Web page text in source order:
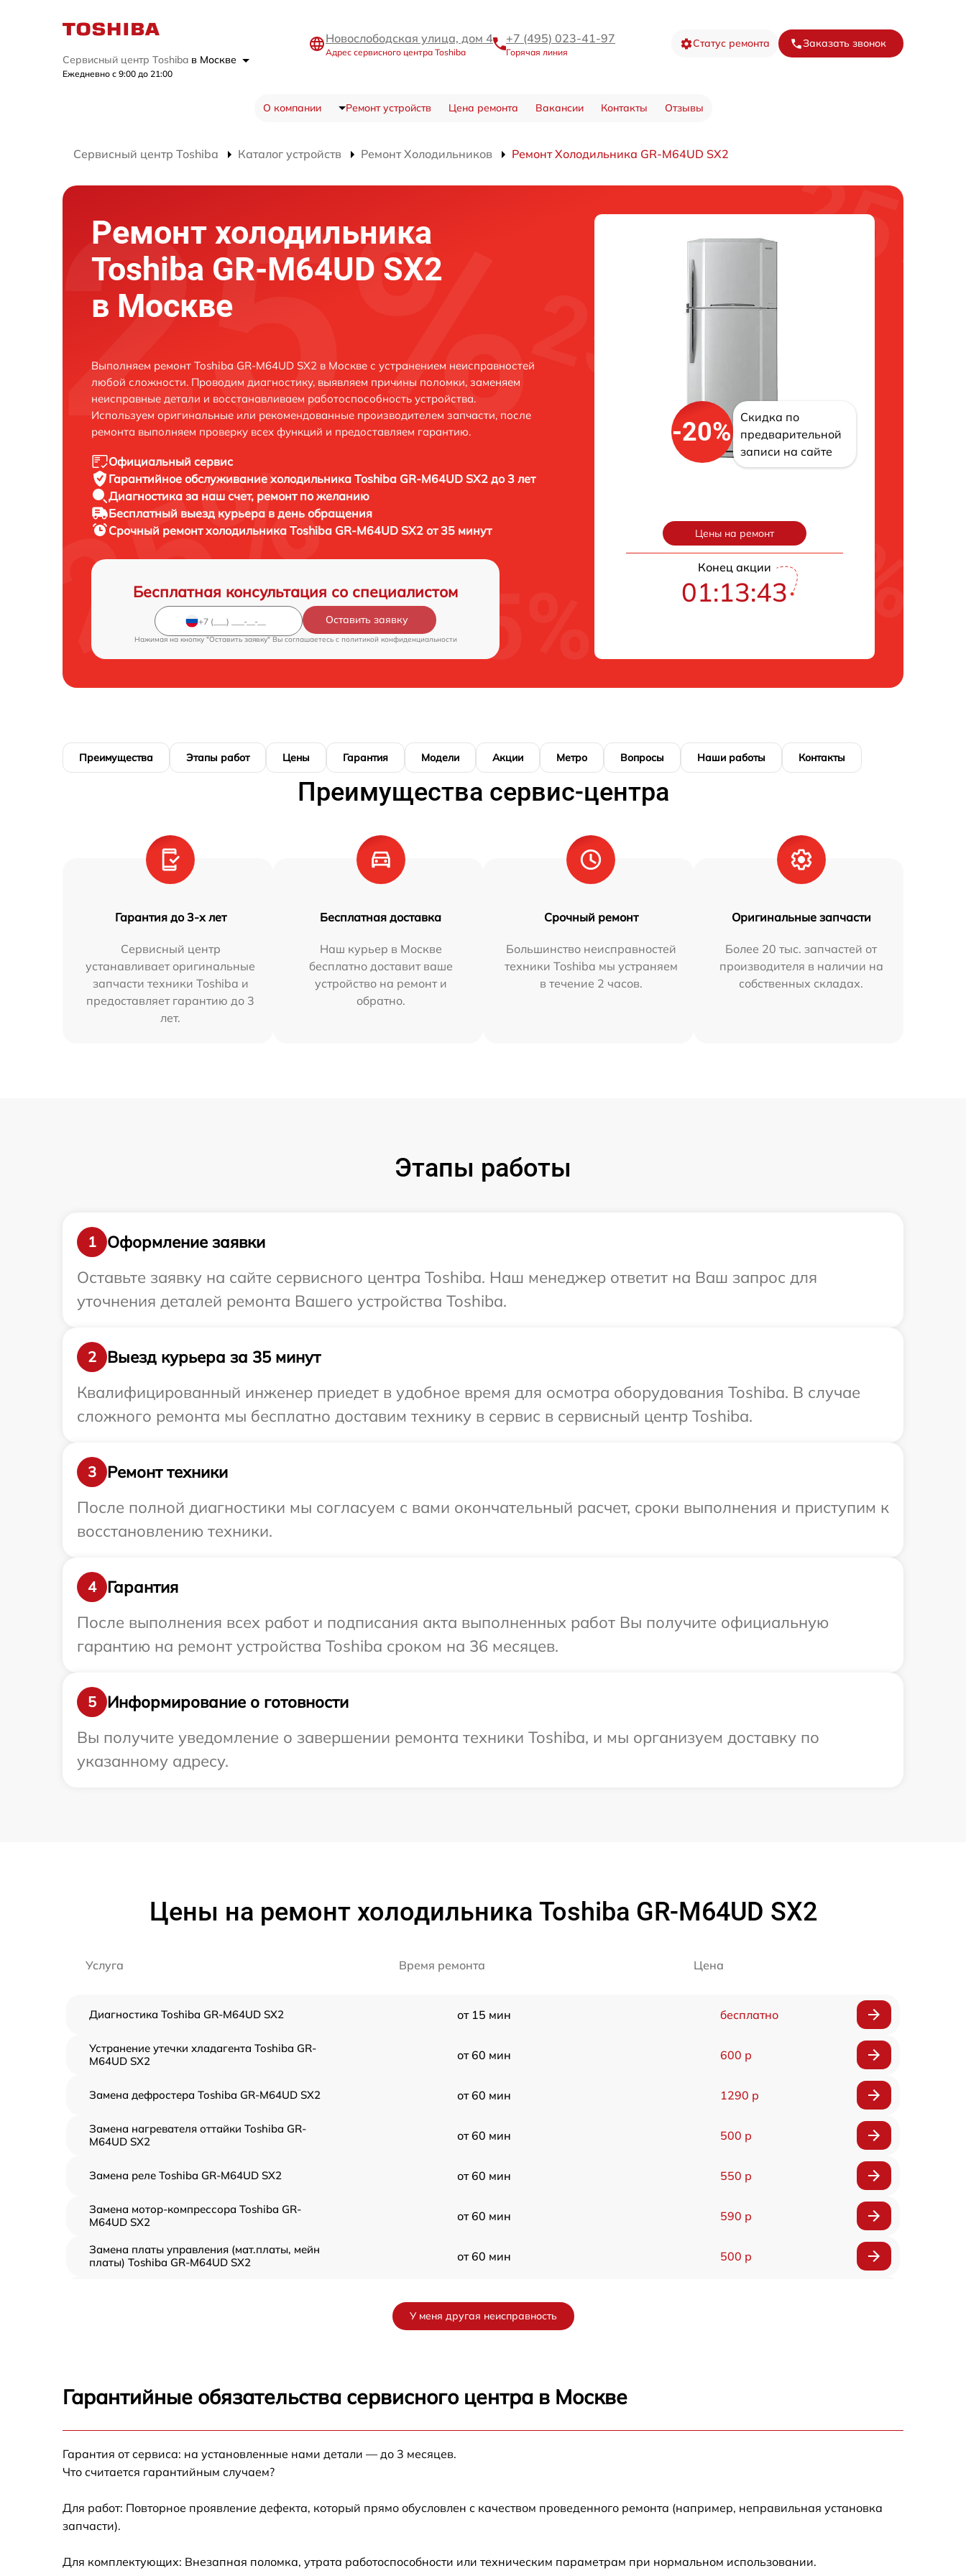
Сервисный центр Toshiba в Москве
Ежедневно с 9:00 до 21:00
Новослободская улица, дом 4
Адрес сервисного центра Toshiba
+7 (495) 023-41-97
Горячая линия
Статус ремонта Заказать звонок
О компании Ремонт устройств Цена ремонта Вакансии Контакты Отзывы
Сервисный центр Toshiba Каталог устройств Ремонт Холодильников Ремонт Холодильника GR-M64UD SX2
Ремонт холодильника
Toshiba GR-M64UD SX2
в Москве
Выполняем ремонт Toshiba GR-M64UD SX2 в Москве с устранением неисправностей
любой сложности. Проводим диагностику, выявляем причины поломки, заменяем
неисправные детали и восстанавливаем работоспособность устройства.
Используем оригинальные или рекомендованные производителем запчасти, после
ремонта выполняем проверку всех функций и предоставляем гарантию.
Официальный сервис
Гарантийное обслуживание холодильника Toshiba GR-M64UD SX2 до 3 лет
Диагностика за наш счет, ремонт по желанию
Бесплатный выезд курьера в день обращения
Срочный ремонтхолодильника Toshiba GR-M64UD SX2 от 35 минут
Бесплатная консультация со специалистом
Оставить заявку
Нажимая на кнопку "Оставить заявку" Вы соглашаетесь c политикой конфиденциальности
-20%
Скидка по
предварительной
записи на сайте
Цены на ремонт
Конец акции
01:13:43
Преимущества Этапы работ Цены Гарантия Модели Акции Метро Вопросы Наши работы Контакты
Преимущества сервис-центра
Гарантия до 3-х лет
Сервисный центр
устанавливает оригинальные
запчасти техники Toshiba и
предоставляет гарантию до 3
лет.
Бесплатная доставка
Наш курьер в Москве
бесплатно доставит ваше
устройство на ремонт и
обратно.
Срочный ремонт
Большинство неисправностей
техники Toshiba мы устраняем
в течение 2 часов.
Оригинальные запчасти
Более 20 тыс. запчастей от
производителя в наличии на
собственных складах.
Этапы работы
1
Оформление заявки
Оставьте заявку на сайте сервисного центра Toshiba. Наш менеджер ответит на Ваш запрос для
уточнения деталей ремонта Вашего устройства Toshiba.
2
Выезд курьера за 35 минут
Квалифицированный инженер приедет в удобное время для осмотра оборудования Toshiba. В случае
сложного ремонта мы бесплатно доставим технику в сервис в сервисный центр Toshiba.
3
Ремонт техники
После полной диагностики мы согласуем с вами окончательный расчет, сроки выполнения и приступим к
восстановлению техники.
4
Гарантия
После выполнения всех работ и подписания акта выполненных работ Вы получите официальную
гарантию на ремонт устройства Toshiba сроком на 36 месяцев.
5
Информирование о готовности
Вы получите уведомление о завершении ремонта техники Toshiba, и мы организуем доставку по
указанному адресу.
Цены на ремонт холодильника Toshiba GR-M64UD SX2
Услуга Время ремонта Цена
Диагностика Toshiba GR-M64UD SX2 от 15 мин бесплатно
Устранение утечки хладагента Toshiba GR-
M64UD SX2
от 60 мин 600 р
Замена дефростера Toshiba GR-M64UD SX2 от 60 мин 1290 р
Замена нагревателя оттайки Toshiba GR-
M64UD SX2
от 60 мин 500 р
Замена реле Toshiba GR-M64UD SX2 от 60 мин 550 р
Замена мотор-компрессора Toshiba GR-
M64UD SX2
от 60 мин 590 р
Замена платы управления (мат.платы, мейн
платы) Toshiba GR-M64UD SX2
от 60 мин 500 р
Замена электросхемы Toshiba GR-M64UD
Устранение засора трубопровода Toshiba
Ремонт датчика морозильного отделения
У меня другая неисправность
Гарантийные обязательства сервисного центра в Москве
Гарантия от сервиса: на установленные нами детали — до 3 месяцев.
Что считается гарантийным случаем?
Для работ: Повторное проявление дефекта, который прямо обусловлен с качеством проведенного ремонта (например, неправильная установка
запчасти).
Для комплектующих: Внезапная поломка, утрата работоспособности или техническим параметрам при нормальном использовании.